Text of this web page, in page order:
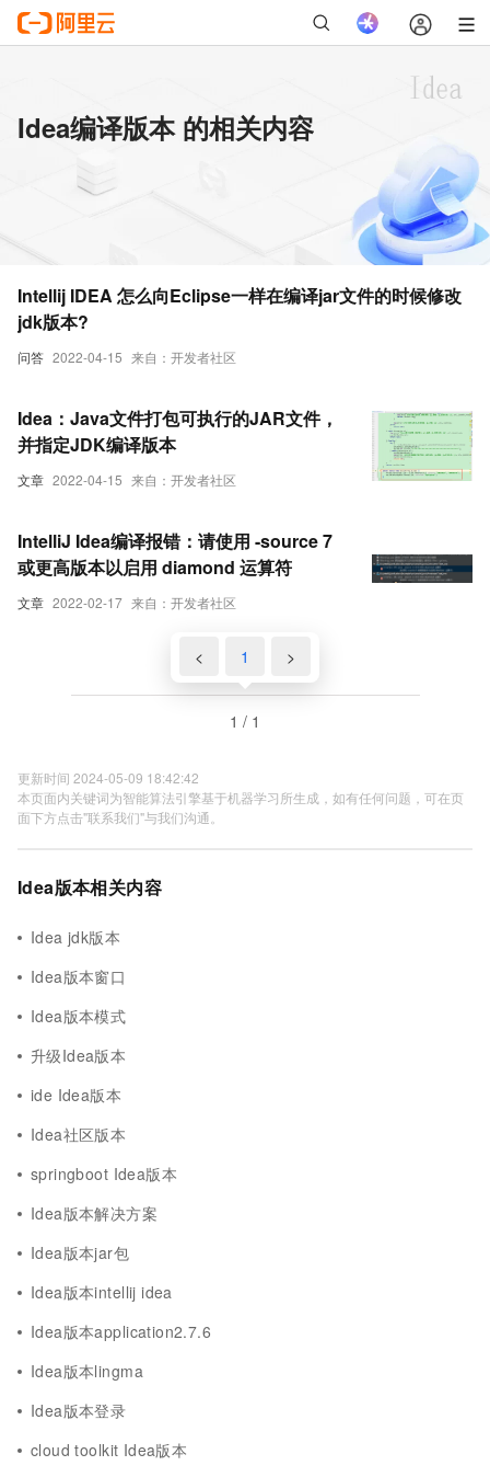
Idea编译版本 的相关内容
问答 2022-04-15 来自：开发者社区
Intellij IDEA 怎么向Eclipse一样在编译jar文件的时候修改
jdk版本?
文章 2022-04-15 来自：开发者社区
Idea：Java文件打包可执行的JAR文件，
并指定JDK编译版本
文章 2022-02-17 来自：开发者社区
IntelliJ Idea编译报错：请使用 -source 7
或更高版本以启用 diamond 运算符
< 1 >
1 / 1
更新时间 2024-05-09 18:42:42
本页面内关键词为智能算法引擎基于机器学习所生成，如有任何问题，可在页
面下方点击"联系我们"与我们沟通。
Idea版本相关内容
Idea jdk版本
Idea版本窗口
Idea版本模式
升级Idea版本
ide Idea版本
Idea社区版本
springboot Idea版本
Idea版本解决方案
Idea版本jar包
Idea版本intellij idea
Idea版本application2.7.6
Idea版本lingma
Idea版本登录
cloud toolkit Idea版本